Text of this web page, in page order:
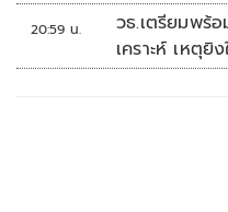
20:59 น.
วธ.เตรียมพร้
เคราะห์ เหตุยิ